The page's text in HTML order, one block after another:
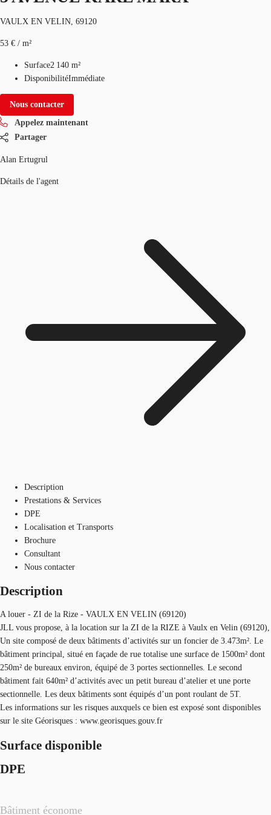
VAULX EN VELIN, 69120
53 € / m²
Surface2 140 m²
DisponibilitéImmédiate
Nous contacter
Appelez maintenant
Partager
Alan Ertugrul
Détails de l'agent
Description
Prestations & Services
DPE
Localisation et Transports
Brochure
Consultant
Nous contacter
Description
A louer - ZI de la Rize - VAULX EN VELIN (69120)
JLL vous propose, à la location sur la ZI de la RIZE à Vaulx en Velin (69120),
Un site composé de deux bâtiments d’activités sur un foncier de 3.473m². Le
bâtiment principal, situé en façade de rue totalise une surface de 1500m² dont
250m² de bureaux environ, équipé de 3 portes sectionnelles. Le second
bâtiment fait 640m² d’activités avec un petit bureau d’atelier et une porte
sectionnelle. Les deux bâtiments sont équipés d’un pont roulant de 5T.
Les informations sur les risques auxquels ce bien est exposé sont disponibles
sur le site Géorisques : www.georisques.gouv.fr
Surface disponible
DPE
Bâtiment économe